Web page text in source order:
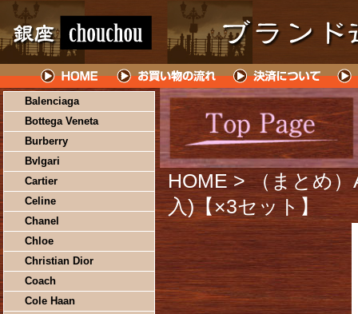
Balenciaga
Bottega Veneta
Burberry
Bvlgari
Cartier
Celine
Chanel
Chloe
Christian Dior
Coach
Cole Haan
HOME > （まとめ
入)【×3セット】